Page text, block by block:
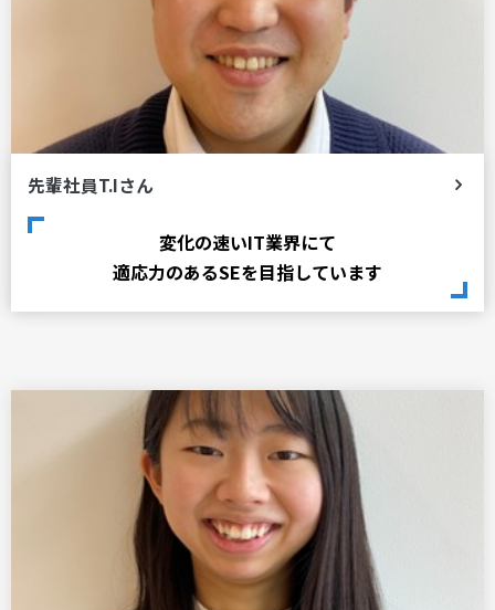
先輩社員T.Iさん
変化の速いIT業界にて
適応力のあるSEを目指しています